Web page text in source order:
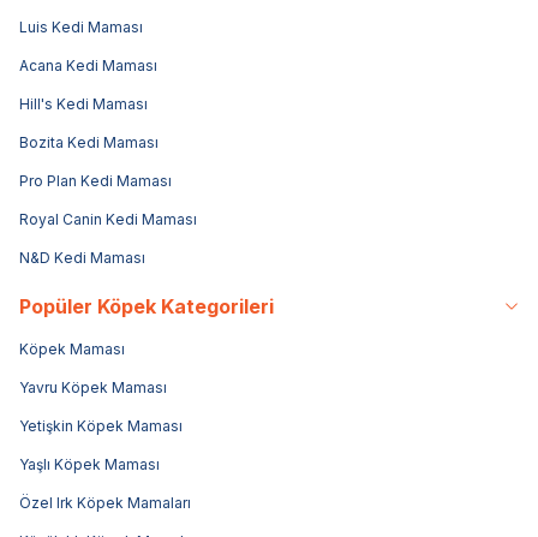
Luis Kedi Maması
Acana Kedi Maması
Hill's Kedi Maması
Bozita Kedi Maması
Pro Plan Kedi Maması
Royal Canin Kedi Maması
N&D Kedi Maması
Popüler Köpek Kategorileri
Köpek Maması
Yavru Köpek Maması
Yetişkin Köpek Maması
Yaşlı Köpek Maması
Özel Irk Köpek Mamaları